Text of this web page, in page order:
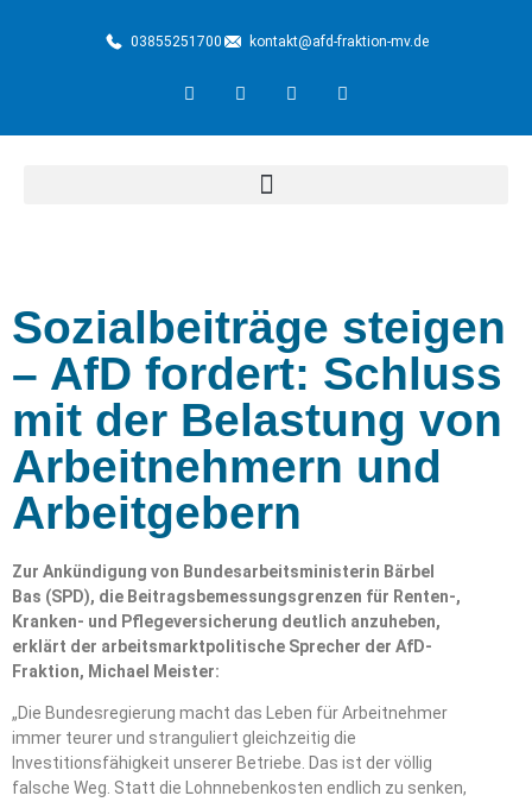
03855251700 kontakt@afd-fraktion-mv.de
Sozialbeiträge steigen
– AfD fordert: Schluss
mit der Belastung von
Arbeitnehmern und
Arbeitgebern
Zur Ankündigung von Bundesarbeitsministerin Bärbel
Bas (SPD), die Beitragsbemessungsgrenzen für Renten-,
Kranken- und Pflegeversicherung deutlich anzuheben,
erklärt der arbeitsmarktpolitische Sprecher der AfD-
Fraktion, Michael Meister:
„Die Bundesregierung macht das Leben für Arbeitnehmer
immer teurer und stranguliert gleichzeitig die
Investitionsfähigkeit unserer Betriebe. Das ist der völlig
falsche Weg. Statt die Lohnnebenkosten endlich zu senken,